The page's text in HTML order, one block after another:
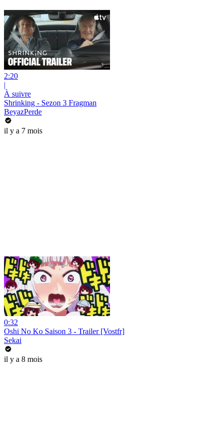
2:20
|
À suivre
Shrinking - Sezon 3 Fragman
BeyazPerde
il y a 7 mois
0:32
Oshi No Ko Saison 3 - Trailer [Vostfr]
Sekai
il y a 8 mois